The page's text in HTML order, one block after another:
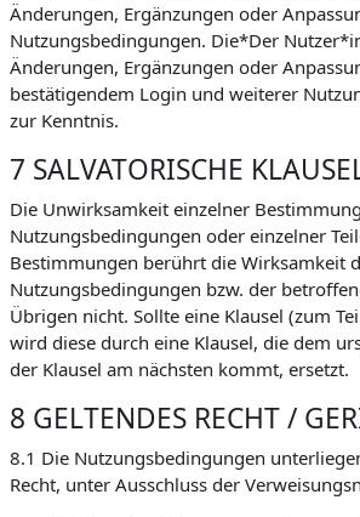
Änderungen, Ergänzungen oder
Nutzungsbedingungen. Die*Der
Änderungen, Ergänzungen oder
bestätigendem Login und weiterer
zur Kenntnis.
7 SALVATORISCHE
Die Unwirksamkeit einzelner
Nutzungsbedingungen oder einzelner
Bestimmungen berührt die Wirksamkeit
Nutzungsbedingungen bzw. der
Übrigen nicht. Sollte eine Klausel (zum
wird diese durch eine Klausel, die dem
der Klausel am nächsten kommt, ersetzt.
8 GELTENDES RECHT /
8.1 Die Nutzungsbedingungen
Recht, unter Ausschluss der